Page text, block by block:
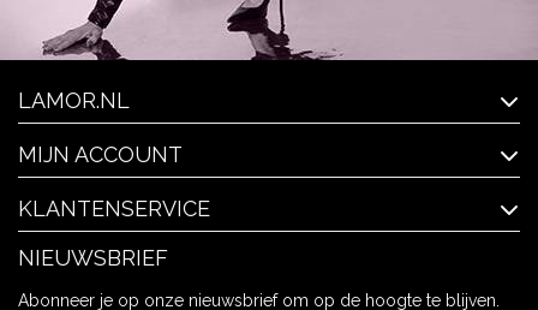
LAMOR.NL
MIJN ACCOUNT
KLANTENSERVICE
NIEUWSBRIEF
Abonneer je op onze nieuwsbrief om op de hoogte te blijven.